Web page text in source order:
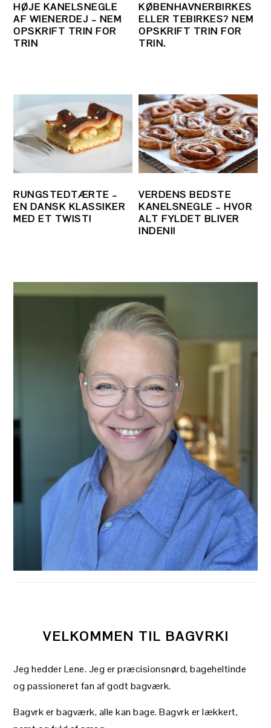
HØJE KANELSNEGLE
AF WIENERDEJ – NEM
OPSKRIFT TRIN FOR
TRIN
KØBENHAVNERBIRKES
ELLER TEBIRKES? NEM
OPSKRIFT TRIN FOR
TRIN.
RUNGSTEDTÆRTE –
EN DANSK KLASSIKER
MED ET TWIST!
VERDENS BEDSTE
KANELSNEGLE – HVOR
ALT FYLDET BLIVER
INDENI!
PRIMÆR
VELKOMMEN TIL BAGVRK!
Jeg hedder Lene. Jeg er præcisionsnørd, bageheltinde
og passioneret fan af godt bagværk.
Bagvrk er bagværk, alle kan bage. Bagvrk er lækkert,